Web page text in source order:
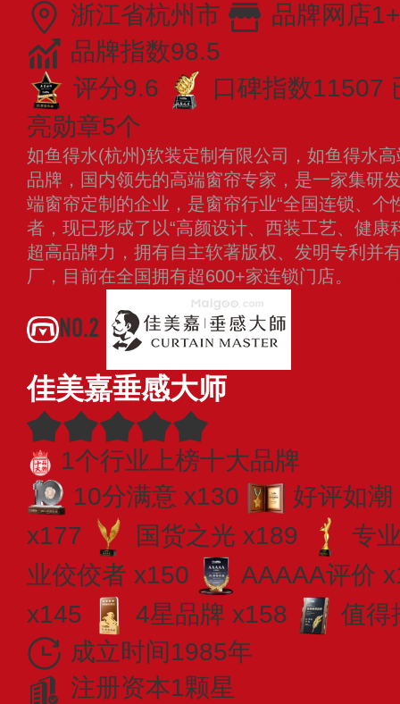
浙江省杭州市
品牌网店1+
品牌指数98.5
评分9.6
口碑指数11507
亮勋章5个
如鱼得水(杭州)软装定制有限公司，如鱼得水
品牌，国内领先的高端窗帘专家，是一家集研
端窗帘定制的企业，是窗帘行业“全国连锁、个
者，现已形成了以“高颜设计、西装工艺、健康
超高品牌力，拥有自主软著版权、发明专利并
厂，目前在全国拥有超600+家连锁门店。
NO.2
佳美嘉垂感大师
1个行业上榜十大品牌
10分满意 x130
好评如
x177
国货之光 x189
专
业佼佼者 x150
AAAAA评价
x145
4星品牌 x158
值得
成立时间1985年
注册资本1颗星